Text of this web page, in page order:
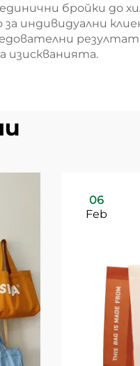
бройки до
индивидуални
изискванията.
06
Feb